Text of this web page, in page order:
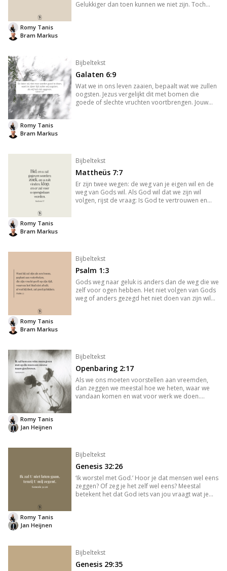
Gelukkiger dan toen kunnen we niet zijn. Toch
Bram Markus
Romy Tanis
Bijbeltekst
Galaten 6:9
Wat we in ons leven zaaien, bepaalt wat we zullen
oogsten. Jezus vergelijkt dit met bomen die
goede of slechte vruchten voortbrengen. Jouw
Bram Markus
Romy Tanis
Bijbeltekst
Mattheüs 7:7
Er zijn twee wegen: de weg van je eigen wil en de
weg van Gods wil. Als God wil dat we zijn wil
volgen, rijst de vraag: Is God te vertrouwen en
Bram Markus
Romy Tanis
Bijbeltekst
Psalm 1:3
Gods weg naar geluk is anders dan de weg die we
zelf voor ogen hebben. Het niet volgen van Gods
weg of anders gezegd het niet doen van zijn wil
Bram Markus
Romy Tanis
Bijbeltekst
Openbaring 2:17
Als we ons moeten voorstellen aan vreemden,
dan zeggen we meestal hoe we heten, waar we
vandaan komen en wat voor werk we doen.
Jan Heijnen
Romy Tanis
Bijbeltekst
Genesis 32:26
‘Ik worstel met God.’ Hoor je dat mensen wel eens
zeggen? Of zeg je het zelf wel eens? Meestal
betekent het dat God iets van jou vraagt wat je
Jan Heijnen
Romy Tanis
Bijbeltekst
Genesis 29:35